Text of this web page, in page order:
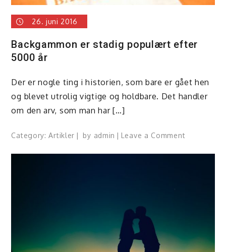
26. juni 2016
Backgammon er stadig populært efter
5000 år
Der er nogle ting i historien, som bare er gået hen
og blevet utrolig vigtige og holdbare. Det handler
om den arv, som man har […]
Category:Artikler by admin Leave a Commenton